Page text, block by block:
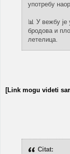
употребу
📊 У вежбу је
бродова и
летелица.
[Link mogu videti
Citat: